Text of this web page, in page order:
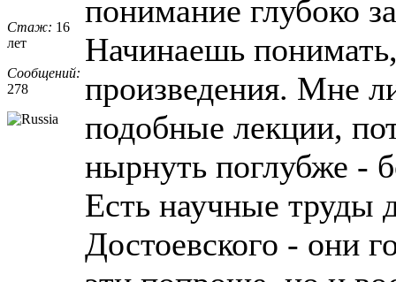
Стаж: 16
лет
Сообщений:
278
понимание глубоко
Начинаешь
произведения. Мне
подобные лекции,
нырнуть поглубже -
Есть научные труды
Достоевского - они